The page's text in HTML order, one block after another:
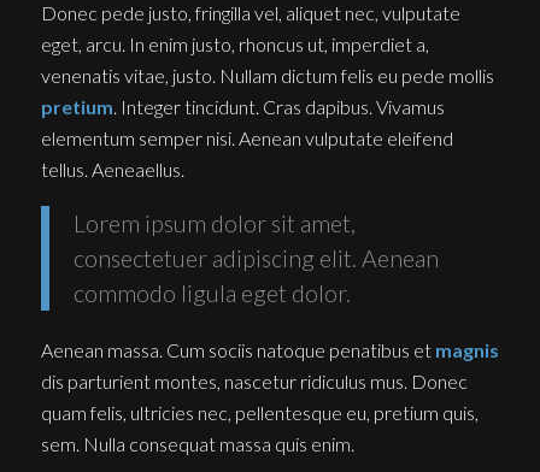
Donec pede justo, fringilla vel, aliquet nec, vulputate
eget, arcu. In enim justo, rhoncus ut, imperdiet a,
venenatis vitae, justo. Nullam dictum felis eu pede mollis
pretium. Integer tincidunt. Cras dapibus. Vivamus
elementum semper nisi. Aenean vulputate eleifend
tellus. Aeneaellus.
Lorem ipsum dolor sit amet,
consectetuer adipiscing elit. Aenean
commodo ligula eget dolor.
Aenean massa. Cum sociis natoque penatibus et magnis
dis parturient montes, nascetur ridiculus mus. Donec
quam felis, ultricies nec, pellentesque eu, pretium quis,
sem. Nulla consequat massa quis enim.